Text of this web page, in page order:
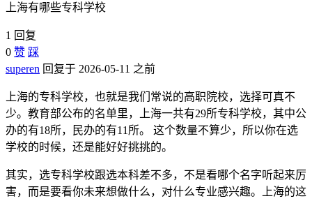
上海有哪些专科学校
1 回复
0 赞 踩
superen 回复于 2026-05-11 之前
上海的专科学校，也就是我们常说的高职院校，选择可真不
少。教育部公布的名单里，上海一共有29所专科学校，其中公
办的有18所，民办的有11所。 这个数量不算少，所以你在选
学校的时候，还是能好好挑挑的。
其实，选专科学校跟选本科差不多，不是看哪个名字听起来厉
害，而是要看你未来想做什么，对什么专业感兴趣。上海的这